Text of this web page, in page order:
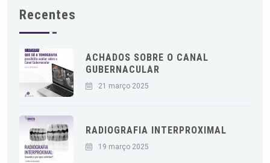
Recentes
ACHADOS SOBRE O CANAL
GUBERNACULAR
21 março 2025
RADIOGRAFIA INTERPROXIMAL
19 março 2025